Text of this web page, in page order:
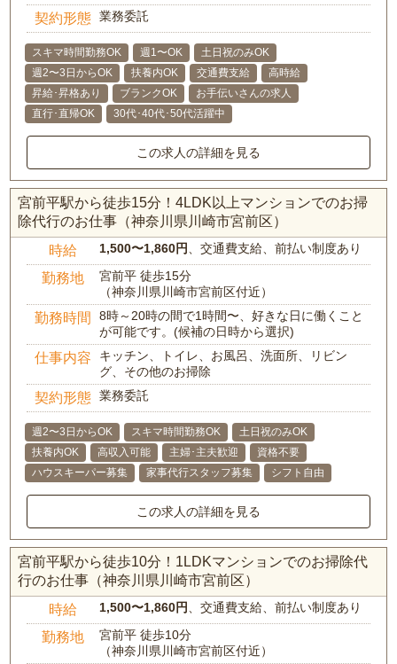
契約形態 業務委託
スキマ時間勤務OK 週1〜OK
土日祝のみOK
週2〜3日からOK
扶養内OK 交通費支給
高時給
昇給･昇格あり
ブランクOK
お手伝いさんの求人
直行･直帰OK
30代･40代･50代活躍中
この求人の詳細を見る
宮前平駅から徒歩15分！4LDK以上マンションでのお掃
除代行のお仕事（神奈川県川崎市宮前区）
時給 1,500〜1,860円 、交通費支給、前払い制度あり
勤務地
宮前平 徒歩15分
（神奈川県川崎市宮前区付近）
勤務時間
8時～20時の間で1時間〜、好きな日に働くこと
が可能です。(候補の日時から選択)
仕事内容
キッチン、トイレ、お風呂、洗面所、リビン
グ、その他のお掃除
契約形態 業務委託
週2〜3日からOK スキマ時間勤務OK
土日祝のみOK
扶養内OK
高収入可能 主婦･主夫歓迎
資格不要
ハウスキーパー募集
家事代行スタッフ募集 シフト自由
この求人の詳細を見る
宮前平駅から徒歩10分！1LDKマンションでのお掃除代
行のお仕事（神奈川県川崎市宮前区）
時給 1,500〜1,860円 、交通費支給、前払い制度あり
勤務地
宮前平 徒歩10分
（神奈川県川崎市宮前区付近）